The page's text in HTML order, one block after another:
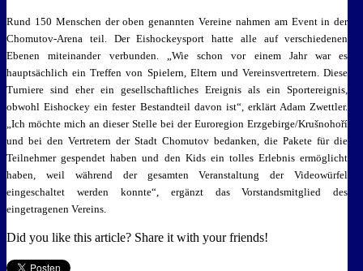
Rund 150 Menschen der oben genannten Vereine nahmen am Event in der
Chomutov-Arena teil. Der Eishockeysport hatte alle auf verschiedenen
Ebenen miteinander verbunden. „Wie schon vor einem Jahr war es
hauptsächlich ein Treffen von Spielern, Eltern und Vereinsvertretern. Diese
Turniere sind eher ein gesellschaftliches Ereignis als ein Sportereignis,
obwohl Eishockey ein fester Bestandteil davon ist“, erklärt Adam Zwettler.
„Ich möchte mich an dieser Stelle bei der Euroregion Erzgebirge/Krušnohoří
und bei den Vertretern der Stadt Chomutov bedanken, die Pakete für die
Teilnehmer gespendet haben und den Kids ein tolles Erlebnis ermöglicht
haben, weil während der gesamten Veranstaltung der Videowürfel
eingeschaltet werden konnte“, ergänzt das Vorstandsmitglied des
eingetragenen Vereins.
Did you like this article? Share it with your friends!